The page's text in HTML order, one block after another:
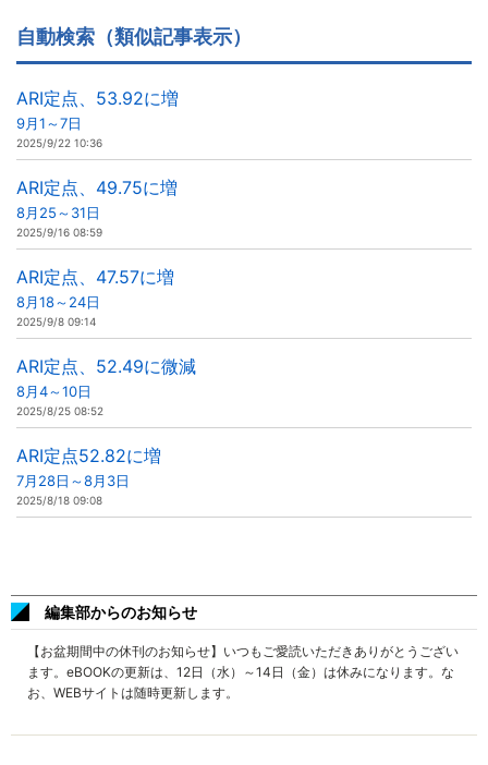
自動検索（類似記事表示）
ARI定点、53.92に増
9月1～7日
2025/9/22 10:36
ARI定点、49.75に増
8月25～31日
2025/9/16 08:59
ARI定点、47.57に増
8月18～24日
2025/9/8 09:14
ARI定点、52.49に微減
8月4～10日
2025/8/25 08:52
ARI定点52.82に増
7月28日～8月3日
2025/8/18 09:08
編集部からのお知らせ
【お盆期間中の休刊のお知らせ】いつもご愛読いただきありがとうござい
ます。eBOOKの更新は、12日（水）～14日（金）は休みになります。な
お、WEBサイトは随時更新します。